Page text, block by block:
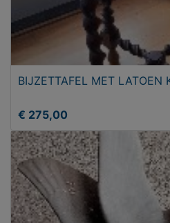
BIJZETTAFEL MET LATOEN
€ 275,00